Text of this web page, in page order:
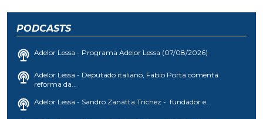
PODCASTS
Adelor Lessa - Programa Adelor Lessa (07/08/2026)
Adelor Lessa - Deputado italiano, Fabio Porta comenta
reforma da...
Adelor Lessa - Sandro Zanatta Trichez - fundador e...